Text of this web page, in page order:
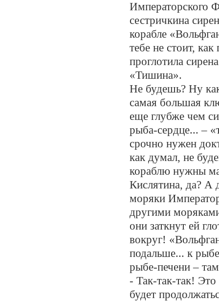
Императорского
сестричкина
корабле
тебе не стоит,
проглотила
«Тишина».
Не будешь? Ну
самая большая
еще глубже чем
рыба-сердце... –
срочно нужен
как думал, не
кораблю нужны
Кислятина, да? А
моряки
другими
они заткнут ей
вокруг!
подальше... к
рыбе-печени –
- Так-так-так! Это
будет